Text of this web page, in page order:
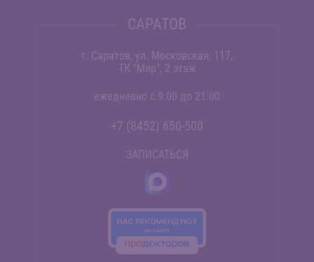
САРАТОВ
г. Саратов, ул. Московская, 117,
ТК "Мир", 2 этаж
ежедневно с 9:00 до 21:00
+7 (8452) 650-500
ЗАПИСАТЬСЯ